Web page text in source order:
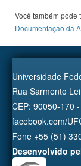
Você também pode
Documentação da
Universidade
Rua Sarmento
CEP: 90050-170
facebook.com/
Fone +55 (51)
Desenvolvido